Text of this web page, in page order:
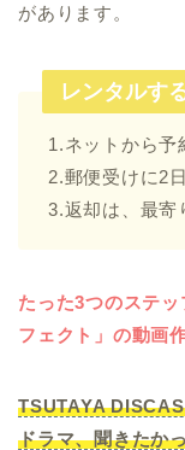
があります。
レンタルす
1.ネットから予
2.郵便受けに2
3.返却は、最寄
たった3つのステ
フェクト」の動画
TSUTAYA
ドラマ、聞きたか